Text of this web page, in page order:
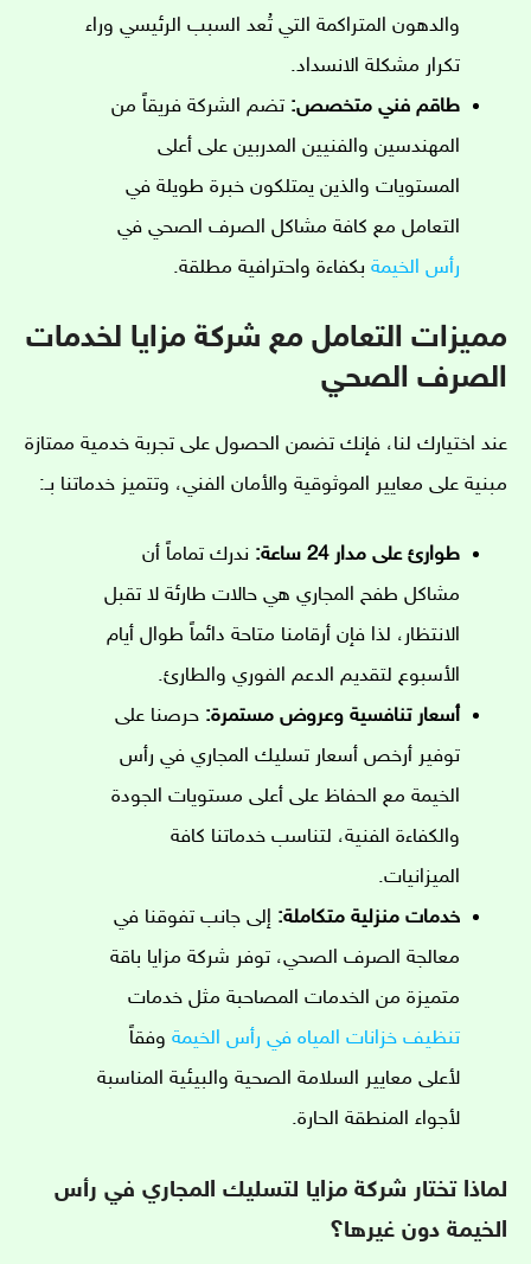
والدهون المتراكمة التي تُعد السبب الرئيسي وراء
تكرار مشكلة الانسداد.
طاقم فني متخصص: تضم الشركة فريقاً من
المهندسين والفنيين المدربين على أعلى
المستويات والذين يمتلكون خبرة طويلة في
التعامل مع كافة مشاكل الصرف الصحي في
رأس الخيمة بكفاءة واحترافية مطلقة.
مميزات التعامل مع شركة مزايا لخدمات
الصرف الصحي
عند اختيارك لنا، فإنك تضمن الحصول على تجربة خدمية ممتازة
مبنية على معايير الموثوقية والأمان الفني، وتتميز خدماتنا بـ:
طوارئ على مدار 24 ساعة:
ندرك تماماً أن
مشاكل طفح المجاري هي حالات طارئة لا تقبل
الانتظار، لذا فإن أرقامنا متاحة دائماً طوال أيام
الأسبوع لتقديم الدعم الفوري والطارئ.
أسعار تنافسية وعروض مستمرة: حرصنا على
توفير أرخص أسعار تسليك المجاري في رأس
الخيمة مع الحفاظ على أعلى مستويات الجودة
والكفاءة الفنية، لتناسب خدماتنا كافة
الميزانيات.
خدمات منزلية متكاملة: إلى جانب تفوقنا في
معالجة الصرف الصحي، توفر شركة مزايا باقة
متميزة من الخدمات المصاحبة مثل خدمات
تنظيف خزانات المياه في رأس الخيمة وفقاً
لأعلى معايير السلامة الصحية والبيئية المناسبة
لأجواء المنطقة الحارة.
لماذا تختار شركة مزايا لتسليك المجاري في رأس
الخيمة دون غيرها؟